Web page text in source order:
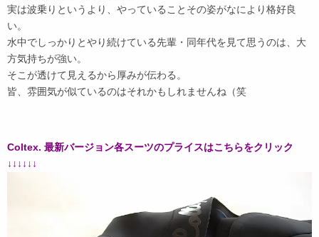
実は波乗りというより、やっていることその姿がなにより格好良
い。
水中でしっかりとやり続けている先輩・同年代を見て思うのは、大
方気持ちが強い。
そこが透けて見えるから厚みが伝わる。
皆、雰囲気が似ているのはそれかもしれませんね（笑
Coltex. 最新バージョン各スーツのプライスはこちらをクリック
↓↓↓↓↓↓